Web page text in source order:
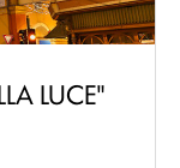
LUCE"